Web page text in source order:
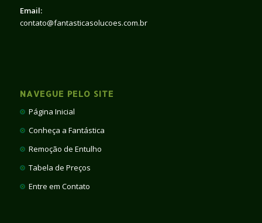
Email:
contato@fantasticasolucoes.com.br
NAVEGUE PELO SITE
Página Inicial
Conheça a Fantástica
Remoção de Entulho
Tabela de Preços
Entre em Contato